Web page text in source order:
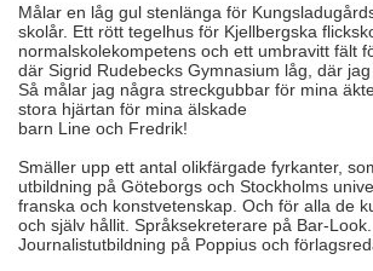
Målar en låg gul stenlänga för
skolår. Ett rött tegelhus för Kjellbergska
normalskolekompetens och ett umbravitt fält
där Sigrid Rudebecks Gymnasium låg, där jag
Så målar jag några streckgubbar för mina
stora hjärtan för mina älskade
barn Line och Fredrik!
Smäller upp ett antal olikfärgade fyrkanter,
utbildning på Göteborgs och Stockholms
franska och konstvetenskap. Och för alla de
och själv hållit. Språksekreterare på Bar-Look.
Journalistutbildning på Poppius och